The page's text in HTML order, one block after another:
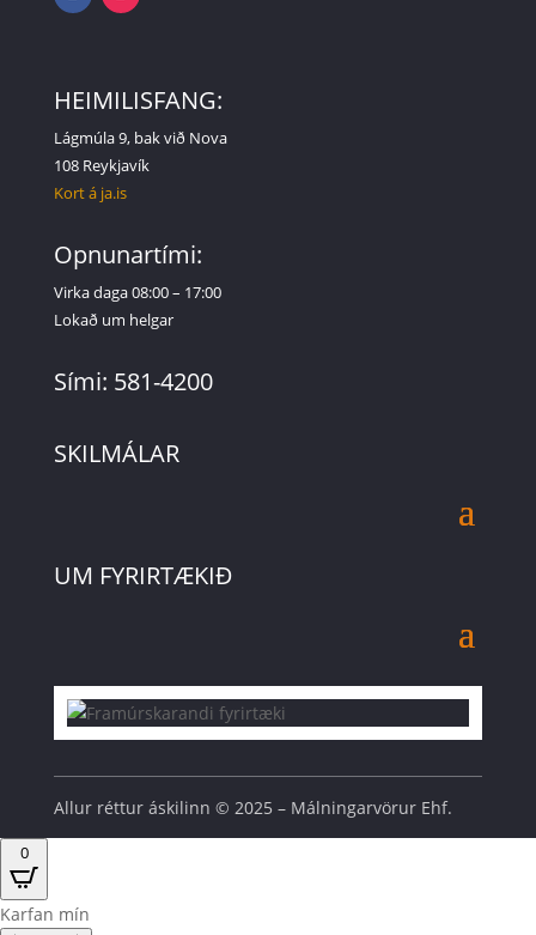
HEIMILISFANG:
Lágmúla 9, bak við Nova
108 Reykjavík
Kort á ja.is
Opnunartími:
Virka daga 08:00 – 17:00
Lokað um helgar
Sími: 581-4200
SKILMÁLAR
UM FYRIRTÆKIÐ
Allur réttur áskilinn © 2025 – Málningarvörur Ehf.
0
Karfan mín